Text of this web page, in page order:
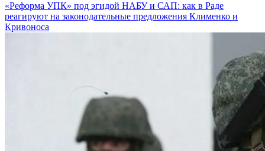
«Реформа УПК» под эгидой НАБУ и САП: как в Раде
реагируют на законодательные предложения Клименко и
Кривоноса